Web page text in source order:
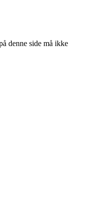
denne side må ikke